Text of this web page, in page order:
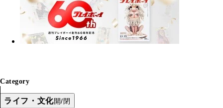
Category
ライフ・文化開/閉